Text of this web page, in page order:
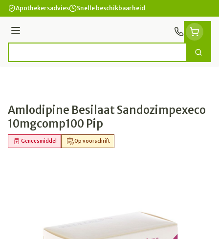
Ga naar de inhoud
Apothekersadvies Snelle beschikbaarheid
Menu
Zoek
Amlodipine Besilaat Sandozimpexeco
10mgcomp100 Pip
Op voorschrift
Geneesmiddel